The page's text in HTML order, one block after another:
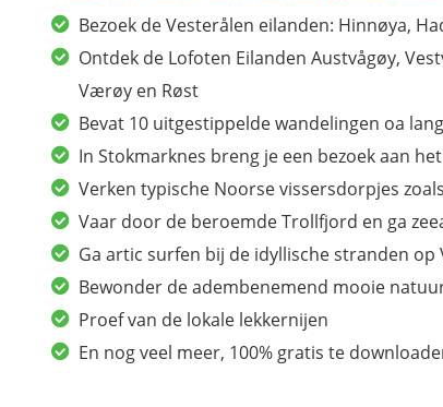
Bezoek de Vesterålen eilanden: Hinnøya,
Ontdek de Lofoten Eilanden Austvågøy,
Værøy en Røst
Bevat 10 uitgestippelde wandelingen oa
In Stokmarknes breng je een bezoek aan
Verken typische Noorse vissersdorpjes
Vaar door de beroemde Trollfjord en ga
Ga artic surfen bij de idyllische stranden op
Bewonder de adembenemend mooie
Proef van de lokale lekkernijen
En nog veel meer, 100% gratis te